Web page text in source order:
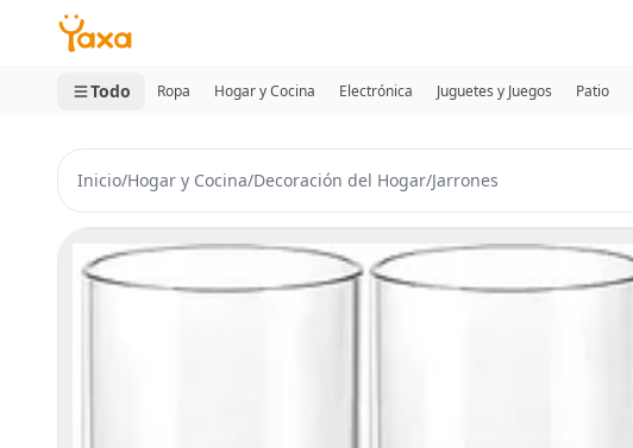
MINI CARRITO
0 productos
Todo Ropa Hogar y Cocina Electrónica Juguetes y Juegos Patio
Inicio/Hogar y Cocina/Decoración del Hogar/Jarrones